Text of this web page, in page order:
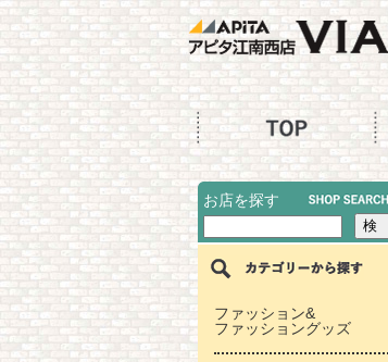
お店を探す
ファッション&
ファッショングッズ